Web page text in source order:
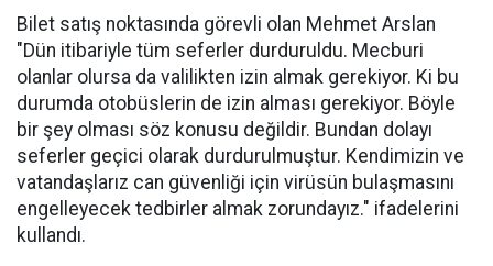
Bilet satış noktasında görevli olan Mehmet Arslan
"Dün itibariyle tüm seferler durduruldu. Mecburi
olanlar olursa da valilikten izin almak gerekiyor. Ki bu
durumda otobüslerin de izin alması gerekiyor. Böyle
bir şey olması söz konusu değildir. Bundan dolayı
seferler geçici olarak durdurulmuştur. Kendimizin ve
vatandaşlarız can güvenliği için virüsün bulaşmasını
engelleyecek tedbirler almak zorundayız." ifadelerini
kullandı.